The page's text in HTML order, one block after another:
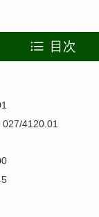
目次
4120.01